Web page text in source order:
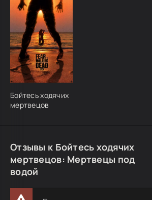
Бойтесь ходячих
мертвецов
Отзывы к Бойтесь ходячих
мертвецов: Мертвецы под
водой